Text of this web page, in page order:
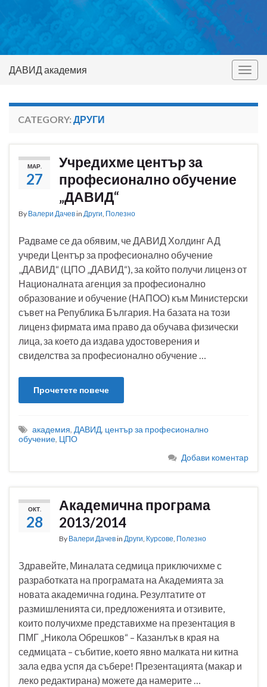
ДАВИД академия
CATEGORY: ДРУГИ
МАР.
27
Учредихме център за
професионално обучение
„ДАВИД“
By Валери Дачевin Други, Полезно
Радваме се да обявим, че ДАВИД Холдинг АД
учреди Център за професионално обучение
„ДАВИД“ (ЦПО „ДАВИД“), за който получи лиценз от
Националната агенция за професионално
образование и обучение (НАПОО) към Министерски
съвет на Република България. На базата на този
лиценз фирмата има право да обучава физически
лица, за което да издава удостоверения и
свиделства за професионално обучение …
Прочетете повече
академия, ДАВИД, център за професионално
обучение, ЦПО
Добави коментар
ОКТ.
28
Академична програма
2013/2014
By Валери Дачевin Други, Курсове, Полезно
Здравейте, Миналата седмица приключихме с
разработката на програмата на Академията за
новата академична година. Резултатите от
размишленията си, предложенията и отзивите,
които получихме представихме на презентация в
ПМГ „Никола Обрешков“ – Казанлък в края на
седмицата – събитие, което явно малката ни китна
зала едва успя да събере! Презентацията (макар и
леко редактирана) можете да намерите …